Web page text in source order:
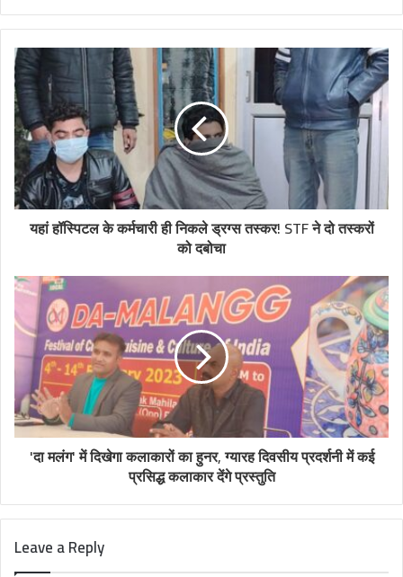
यहां हॉस्पिटल के कर्मचारी ही निकले ड्रग्स तस्कर! STF ने दो तस्करों
को दबोचा
'दा मलंग' में दिखेगा कलाकारों का हुनर, ग्यारह दिवसीय प्रदर्शनी में कई
प्रसिद्ध कलाकार देंगे प्रस्तुति
Leave a Reply